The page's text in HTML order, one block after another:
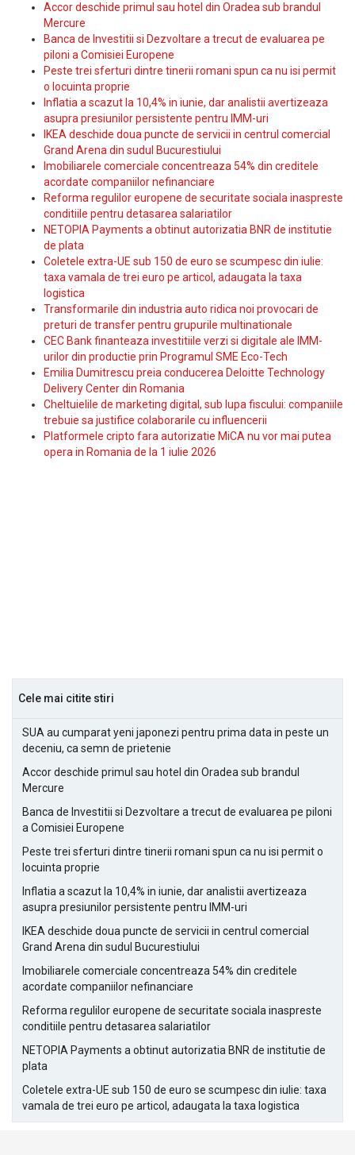
Accor deschide primul sau hotel din Oradea sub brandul
Mercure
Banca de Investitii si Dezvoltare a trecut de evaluarea pe
piloni a Comisiei Europene
Peste trei sferturi dintre tinerii romani spun ca nu isi permit
o locuinta proprie
Inflatia a scazut la 10,4% in iunie, dar analistii avertizeaza
asupra presiunilor persistente pentru IMM-uri
IKEA deschide doua puncte de servicii in centrul comercial
Grand Arena din sudul Bucurestiului
Imobiliarele comerciale concentreaza 54% din creditele
acordate companiilor nefinanciare
Reforma regulilor europene de securitate sociala inaspreste
conditiile pentru detasarea salariatilor
NETOPIA Payments a obtinut autorizatia BNR de institutie
de plata
Coletele extra-UE sub 150 de euro se scumpesc din iulie:
taxa vamala de trei euro pe articol, adaugata la taxa
logistica
Transformarile din industria auto ridica noi provocari de
preturi de transfer pentru grupurile multinationale
CEC Bank finanteaza investitiile verzi si digitale ale IMM-
urilor din productie prin Programul SME Eco-Tech
Emilia Dumitrescu preia conducerea Deloitte Technology
Delivery Center din Romania
Cheltuielile de marketing digital, sub lupa fiscului: companiile
trebuie sa justifice colaborarile cu influencerii
Platformele cripto fara autorizatie MiCA nu vor mai putea
opera in Romania de la 1 iulie 2026
Cele mai citite stiri
SUA au cumparat yeni japonezi pentru prima data in peste un
deceniu, ca semn de prietenie
Accor deschide primul sau hotel din Oradea sub brandul
Mercure
Banca de Investitii si Dezvoltare a trecut de evaluarea pe piloni
a Comisiei Europene
Peste trei sferturi dintre tinerii romani spun ca nu isi permit o
locuinta proprie
Inflatia a scazut la 10,4% in iunie, dar analistii avertizeaza
asupra presiunilor persistente pentru IMM-uri
IKEA deschide doua puncte de servicii in centrul comercial
Grand Arena din sudul Bucurestiului
Imobiliarele comerciale concentreaza 54% din creditele
acordate companiilor nefinanciare
Reforma regulilor europene de securitate sociala inaspreste
conditiile pentru detasarea salariatilor
NETOPIA Payments a obtinut autorizatia BNR de institutie de
plata
Coletele extra-UE sub 150 de euro se scumpesc din iulie: taxa
vamala de trei euro pe articol, adaugata la taxa logistica